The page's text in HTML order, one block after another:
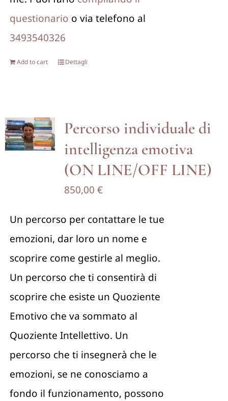
questionario o via telefono al
3493540326
Add to cart Dettagli
Percorso individuale di
intelligenza emotiva
(ON LINE/OFF LINE)
850,00 €
Un percorso per contattare le tue
emozioni, dar loro un nome e
scoprire come gestirle al meglio.
Un percorso che ti consentirà di
scoprire che esiste un Quoziente
Emotivo che va sommato al
Quoziente Intellettivo. Un
percorso che ti insegnerà che le
emozioni, se ne conosciamo a
fondo il funzionamento, possono